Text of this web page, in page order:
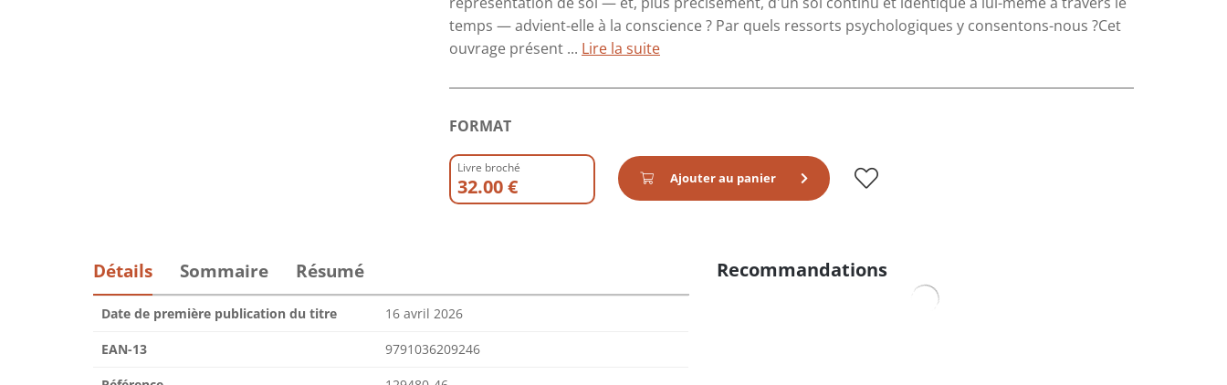
temps — advient-elle à la conscience ? Par quels ressorts psychologiques y consentons-nous ?Cet
ouvrage présent ... Lire la suite
FORMAT
Livre broché
32.00 € Ajouter au panier
Détails Sommaire Résumé
Date de première publication du titre 16 avril 2026
EAN-13 9791036209246
Recommandations